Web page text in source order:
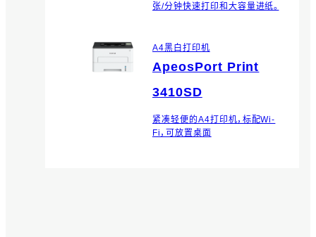
张/分钟快速打印和大容量进纸。
A4黑白打印机
ApeosPort Print
3410SD
紧凑轻便的A4打印机，标配Wi-
Fi，可放置桌面